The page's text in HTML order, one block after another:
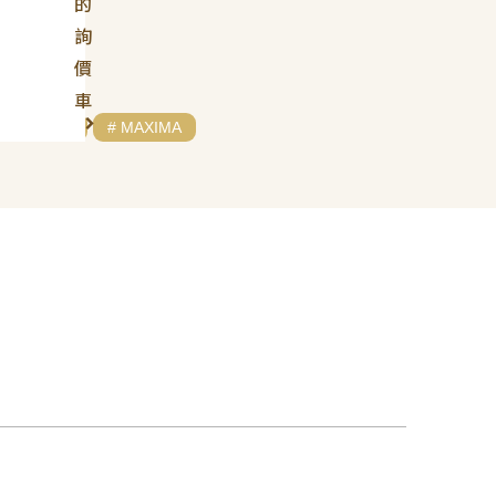
的
詢
價
車
# MAXIMA